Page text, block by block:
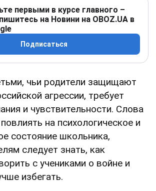
первыми в курсе главного –
на Новини на OBOZ.UA в
Подписаться
чьи родители защищают
агрессии, требует
и чувствительности. Слова
на психологическое и
состояние школьника,
следует знать, как
с учениками о войне и
избегать.